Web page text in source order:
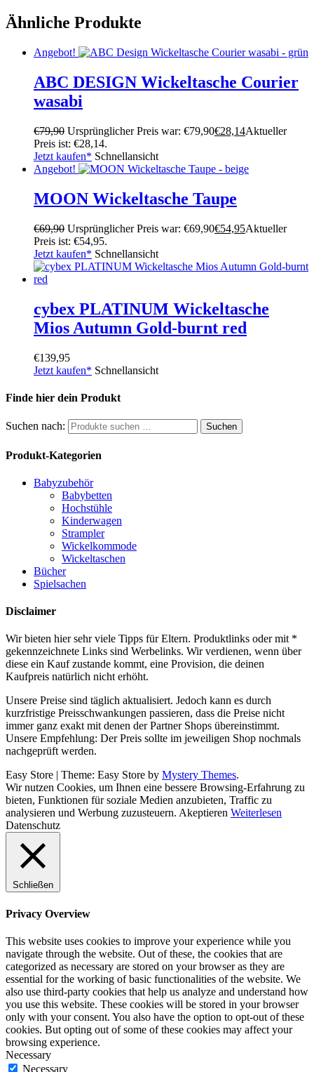
Ähnliche Produkte
Angebot!
ABC DESIGN Wickeltasche Courier
wasabi
€79,90 Ursprünglicher Preis war: €79,90€28,14Aktueller
Preis ist: €28,14.
Jetzt kaufen* Schnellansicht
Angebot!
MOON Wickeltasche Taupe
€69,90 Ursprünglicher Preis war: €69,90€54,95Aktueller
Preis ist: €54,95.
Jetzt kaufen* Schnellansicht
cybex PLATINUM Wickeltasche
Mios Autumn Gold-burnt red
€139,95
Jetzt kaufen* Schnellansicht
Finde hier dein Produkt
Suchen nach: Suchen
Produkt-Kategorien
Babyzubehör
Babybetten
Hochstühle
Kinderwagen
Strampler
Wickelkommode
Wickeltaschen
Bücher
Spielsachen
Disclaimer
Wir bieten hier sehr viele Tipps für Eltern. Produktlinks oder mit *
gekennzeichnete Links sind Werbelinks. Wir verdienen, wenn über
diese ein Kauf zustande kommt, eine Provision, die deinen
Kaufpreis natürlich nicht erhöht.
Unsere Preise sind täglich aktualisiert. Jedoch kann es durch
kurzfristige Preisschwankungen passieren, dass die Preise nicht
immer ganz exakt mit denen der Partner Shops übereinstimmt.
Unsere Empfehlung: Der Preis sollte im jeweiligen Shop nochmals
nachgeprüft werden.
Easy Store | Theme: Easy Store by Mystery Themes.
Wir nutzen Cookies, um Ihnen eine bessere Browsing-Erfahrung zu
bieten, Funktionen für soziale Medien anzubieten, Traffic zu
analysieren und Werbung zuzusteuern. Akeptieren Weiterlesen
Datenschutz
Schließen
Privacy Overview
This website uses cookies to improve your experience while you
navigate through the website. Out of these, the cookies that are
categorized as necessary are stored on your browser as they are
essential for the working of basic functionalities of the website. We
also use third-party cookies that help us analyze and understand how
you use this website. These cookies will be stored in your browser
only with your consent. You also have the option to opt-out of these
cookies. But opting out of some of these cookies may affect your
browsing experience.
Necessary
Necessary